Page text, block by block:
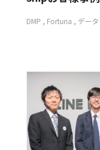
DMP Fortuna デー